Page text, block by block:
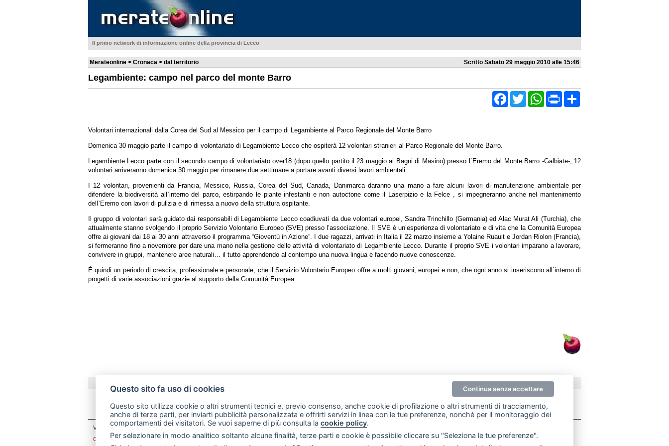
Il primo network di informazione online della provincia di Lecco
Merateonline > Cronaca > dal territorio Scritto Sabato 29 maggio 2010 alle 15:46
Legambiente: campo nel parco del monte Barro
FacebookTwitter WhatsApp
Volontari internazionali dalla Corea del Sud al Messico per il campo di Legambiente al Parco Regionale del Monte Barro
Domenica 30 maggio parte il campo di volontariato di Legambiente Lecco che ospiterà 12 volontari stranieri al Parco Regionale del Monte Barro.
Legambiente Lecco parte con il secondo campo di volontariato over18 (dopo quello partito il 23 maggio ai Bagni di Masino) presso l`Eremo del Monte Barro -Galbiate-, 12
volontari arriveranno domenica 30 maggio per rimanere due settimane a portare avanti diversi lavori ambientali.
I 12 volontari, provenienti da Francia, Messico, Russia, Corea del Sud, Canada, Danimarca daranno una mano a fare alcuni lavori di manutenzione ambientale per
difendere la biodiversità all`interno del parco, estirpando le piante infestanti e non autoctone come il Laserpizio e la Felce , si impegneranno anche nel mantenimento
dell`Eremo con lavori di pulizia e di rimessa a nuovo della struttura ospitante.
Il gruppo di volontari sarà guidato dai responsabili di Legambiente Lecco coadiuvati da due volontari europei, Sandra Trinchillo (Germania) ed Alac Murat Ali (Turchia), che
attualmente stanno svolgendo il proprio Servizio Volontario Europeo (SVE) presso l’associazione. Il SVE è un’esperienza di volontariato e di vita che la Comunità Europea
offre ai giovani dai 18 ai 30 anni attraverso il programma “Gioventù in Azione”. I due ragazzi, arrivati in Italia il 22 marzo insieme a Yolaine Ruault e Jordan Riolon (Francia),
si fermeranno fino a novembre per dare una mano nella gestione delle attività di volontariato di Legambiente Lecco. Durante il proprio SVE i volontari imparano a lavorare,
convivere in gruppi, mantenere aree naturali… il tutto apprendendo al contempo una nuova lingua e facendo nuove conoscenze.
È quindi un periodo di crescita, professionale e personale, che il Servizio Volontario Europeo offre a molti giovani, europei e non, che ogni anno si inseriscono all`interno di
progetti di varie associazioni grazie al supporto della Comunità Europea.
© www.merateonline.it - Il primo network di informazione online della provincia di Lecco
Via Carlo Baslini 5, Merate (LC) - Tel: 039 9902881 - Fax: 039 9902883 - P.IVA 02533410136
Cookie Policy-Informativa sulla privacy -Rivedi le tue scelte sui cookie
Questo sito fa uso di cookies
Questo sito utilizza cookie o altri strumenti tecnici e, previo consenso, anche cookie di profilazione o altri strumenti di tracciamento,
anche di terze parti, per inviarti pubblicità personalizzata e offrirti servizi in linea con le tue preferenze, nonché per il monitoraggio dei
comportamenti dei visitatori. Se vuoi saperne di più consulta la cookie policy.
Per selezionare in modo analitico soltanto alcune finalità, terze parti e cookie è possibile cliccare su "Seleziona le tue preferenze".
Continua senza accettare